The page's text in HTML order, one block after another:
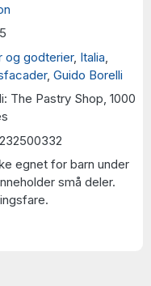
og godterier, Italia
, Guido Borelli
The Pastry Shop, 1000
egnet for barn under
små deler.